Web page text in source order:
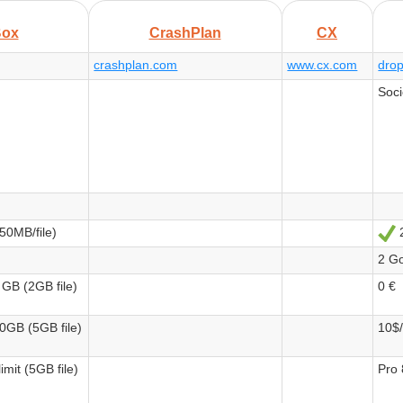
CrashPlan CX
crashplan.com www.cx.com
file)
2
(2GB file) 0 €
(5GB file)
(5GB file) Pro